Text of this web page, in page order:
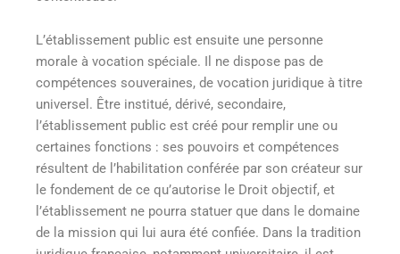
L’établissement public est ensuite une personne
morale à vocation spéciale. Il ne dispose pas de
compétences souveraines, de vocation juridique à titre
universel. Être institué, dérivé, secondaire,
l’établissement public est créé pour remplir une ou
certaines fonctions : ses pouvoirs et compétences
résultent de l’habilitation conférée par son créateur sur
le fondement de ce qu’autorise le Droit objectif, et
l’établissement ne pourra statuer que dans le domaine
de la mission qui lui aura été confiée. Dans la tradition